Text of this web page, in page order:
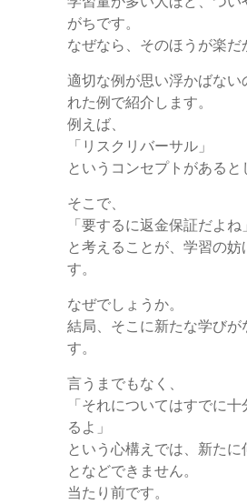
がちです。
なぜなら、そのほうが楽だ
適切な例が思い浮かばない
れた例で紹介します。
例えば、
「リスクリバーサル」
というコンセプトがあると
そこで、
「要するに返金保証だよね」
と考えることが、学習の
す。
なぜでしょうか。
結局、そこに新たな学びが
す。
言うまでもなく、
「それについてはすでに
るよ」
という心構えでは、新たに
となどできません。
当たり前です。